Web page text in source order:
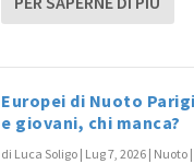
Europei di Nuoto
e giovani, chi manca?
di Luca Soligo | Lug 7, 2026 | Nuoto |